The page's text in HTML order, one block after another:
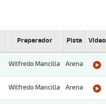
Preparador Pista Video
Wilfredo Mancilla Arena
Wilfredo Mancilla Arena